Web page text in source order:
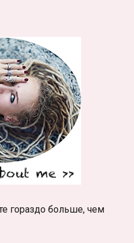
гораздо больше, чем